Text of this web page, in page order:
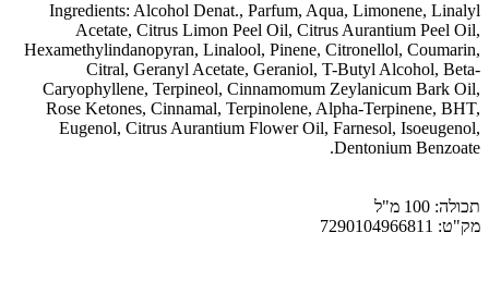
Ingredients: Alcohol Denat., Parfum, Aqua, Limonene, Linalyl
Acetate, Citrus Limon Peel Oil, Citrus Aurantium Peel Oil,
Hexamethylindanopyran, Linalool, Pinene, Citronellol, Coumarin,
Citral, Geranyl Acetate, Geraniol, T-Butyl Alcohol, Beta-
Caryophyllene, Terpineol, Cinnamomum Zeylanicum Bark Oil,
Rose Ketones, Cinnamal, Terpinolene, Alpha-Terpinene, BHT,
Eugenol, Citrus Aurantium Flower Oil, Farnesol, Isoeugenol,
Dentonium Benzoate.
תכולה: 100 מ"ל
מק"ט: 7290104966811